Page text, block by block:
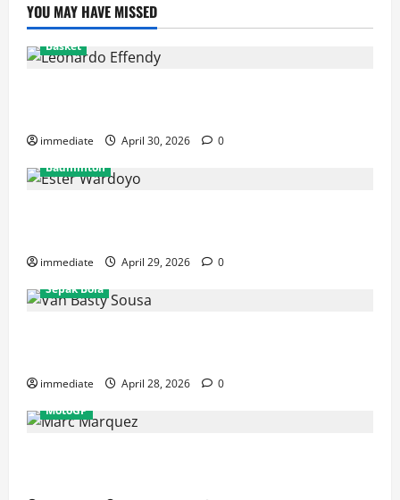
YOU MAY HAVE MISSED
Basket
immediate April 30, 2026
0
Badminton
immediate April 29, 2026
0
Sepak Bola
immediate April 28, 2026
0
MotoGP